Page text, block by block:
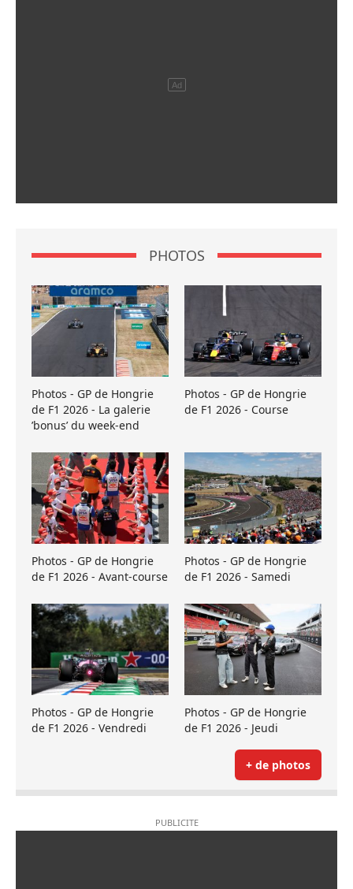
PHOTOS
Photos - GP de Hongrie
de F1 2026 - La galerie
’bonus’ du week-end
Photos - GP de Hongrie
de F1 2026 - Course
Photos - GP de Hongrie
de F1 2026 - Avant-course
Photos - GP de Hongrie
de F1 2026 - Samedi
Photos - GP de Hongrie
de F1 2026 - Vendredi
Photos - GP de Hongrie
de F1 2026 - Jeudi
+ de photos